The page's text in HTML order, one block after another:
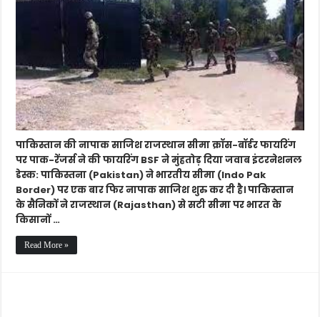
साजिश,
राजस्थान
सीमा
पर
पाक-
रेंजर्स
फायरिंग,
BSF
दिया
जवाब
पाकिस्तान की नापाक साजिश राजस्थान सीमा क्रॉस-बॉर्डर फायरिंग
पर पाक-रेंजर्स ने की फायरिंग BSF ने मुंहतोड़ दिया जवाब इंटरनेशनल
डेस्क: पाकिस्तना (Pakistan) ने भारतीय सीमा (Indo Pak
Border) पर एक बार फिर नापाक साजिश शुरु कर दी है। पाकिस्तान
के सैनिकों ने राजस्थान (Rajasthan) से सटी सीमा पर भारत के
किसानों …
Read More »